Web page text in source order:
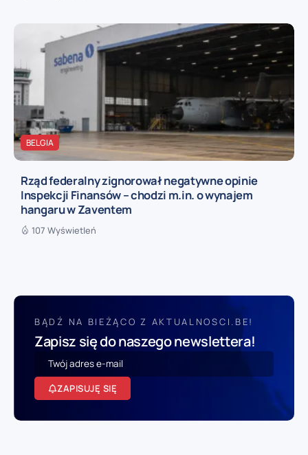
BELGIA
Rząd federalny zignorował negatywne opinie
Inspekcji Finansów – chodzi m.in. o wynajem
hangaru w Zaventem
107 Wyświetleń
BĄDŹ NA BIEŻĄCO Z AKTUALNOSCI.BE!
Zapisz się do naszego newslettera!
ZAPISUJĘ SIĘ